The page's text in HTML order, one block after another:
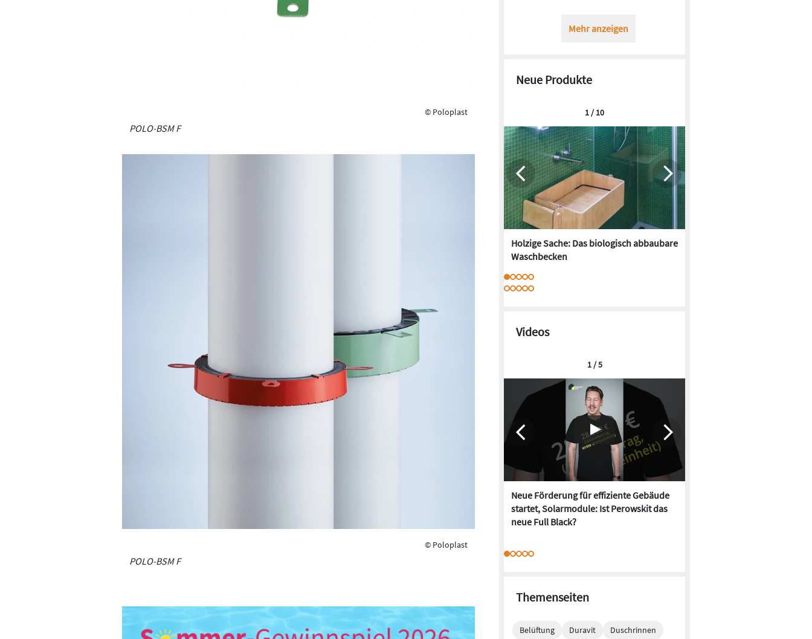
© Poloplast
POLO-BSM F
© Poloplast
POLO-BSM F
Mehr anzeigen
Neue Produkte
Holzige Sache: Das biologisch abbaubare
Waschbecken
1 / 10
Videos
Neue Förderung für effiziente Gebäude
startet, Solarmodule: Ist Perowskit das
neue Full Black?
1 / 5
Themenseiten
Belüftung Duravit Duschrinnen